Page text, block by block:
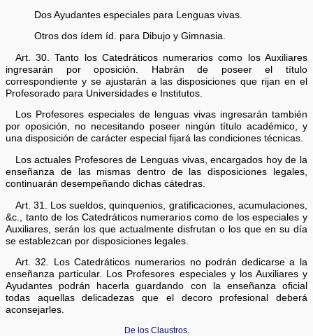
Dos Ayudantes especiales para Lenguas vivas.
Otros dos ídem íd. para Dibujo y Gimnasia.
Art. 30. Tanto los Catedráticos numerarios como los Auxiliares
ingresarán por oposición. Habrán de poseer el título
correspondiente y se ajustarán a las disposiciones que rijan en el
Profesorado para Universidades e Institutos.
Los Profesores especiales de lenguas vivas ingresarán también
por oposición, no necesitando poseer ningún título académico, y
una disposición de carácter especial fijará las condiciones técnicas.
Los actuales Profesores de Lenguas vivas, encargados hoy de la
enseñanza de las mismas dentro de las disposiciones legales,
continuarán desempeñando dichas cátedras.
Art. 31. Los sueldos, quinquenios, gratificaciones, acumulaciones,
&c., tanto de los Catedráticos numerarios como de los especiales y
Auxiliares, serán los que actualmente disfrutan o los que en su día
se establezcan por disposiciones legales.
Art. 32. Los Catedráticos numerarios no podrán dedicarse a la
enseñanza particular. Los Profesores especiales y los Auxiliares y
Ayudantes podrán hacerla guardando con la enseñanza oficial
todas aquellas delicadezas que el decoro profesional deberá
aconsejarles.
De los Claustros.